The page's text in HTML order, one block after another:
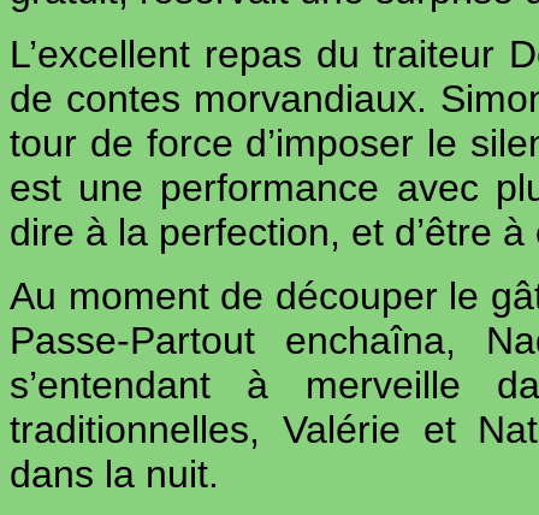
L’excellent repas du traiteur
de contes morvandiaux.
tour de force d’imposer le
est une performance avec
dire à la perfection, et d’être
Au moment de découper le
Passe-Partout enchaîna,
s’entendant à merveille
traditionnelles, Valérie et
dans la nuit.